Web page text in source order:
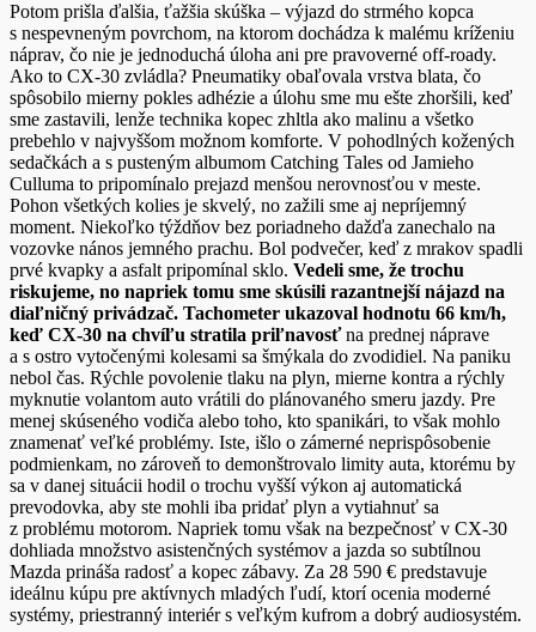
Potom prišla ďalšia, ťažšia skúška – výjazd do strmého kopca
s nespevneným povrchom, na ktorom dochádza k malému kríženiu
náprav, čo nie je jednoduchá úloha ani pre pravoverné off-roady.
Ako to CX-30 zvládla? Pneumatiky obaľovala vrstva blata, čo
spôsobilo mierny pokles adhézie a úlohu sme mu ešte zhoršili, keď
sme zastavili, lenže technika kopec zhltla ako malinu a všetko
prebehlo v najvyššom možnom komforte. V pohodlných kožených
sedačkách a s pusteným albumom Catching Tales od Jamieho
Culluma to pripomínalo prejazd menšou nerovnosťou v meste.
Pohon všetkých kolies je skvelý, no zažili sme aj nepríjemný
moment. Niekoľko týždňov bez poriadneho dažďa zanechalo na
vozovke nános jemného prachu. Bol podvečer, keď z mrakov spadli
prvé kvapky a asfalt pripomínal sklo. Vedeli sme, že trochu
riskujeme, no napriek tomu sme skúsili razantnejší nájazd na
diaľničný privádzač. Tachometer ukazoval hodnotu 66 km/h,
keď CX-30 na chvíľu stratila priľnavosťna prednej náprave
a s ostro vytočenými kolesami sa šmýkala do zvodidiel. Na paniku
nebol čas. Rýchle povolenie tlaku na plyn, mierne kontra a rýchly
myknutie volantom auto vrátili do plánovaného smeru jazdy. Pre
menej skúseného vodiča alebo toho, kto spanikári, to však mohlo
znamenať veľké problémy. Iste, išlo o zámerné neprispôsobenie
podmienkam, no zároveň to demonštrovalo limity auta, ktorému by
sa v danej situácii hodil o trochu vyšší výkon aj automatická
prevodovka, aby ste mohli iba pridať plyn a vytiahnuť sa
z problému motorom. Napriek tomu však na bezpečnosť v CX-30
dohliada množstvo asistenčných systémov a jazda so subtílnou
Mazda prináša radosť a kopec zábavy. Za 28 590 € predstavuje
ideálnu kúpu pre aktívnych mladých ľudí, ktorí ocenia moderné
systémy, priestranný interiér s veľkým kufrom a dobrý audiosystém.